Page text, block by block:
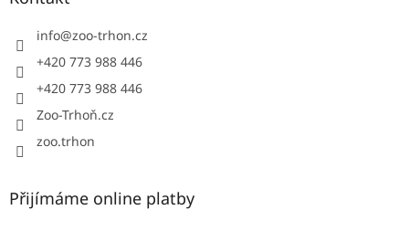
info@zoo-trhon.cz
+420 773 988 446
+420 773 988 446
Zoo-Trhoň.cz
zoo.trhon
Přijímáme online platby